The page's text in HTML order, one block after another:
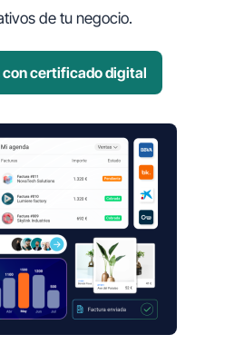
de tu negocio.
certificado digital